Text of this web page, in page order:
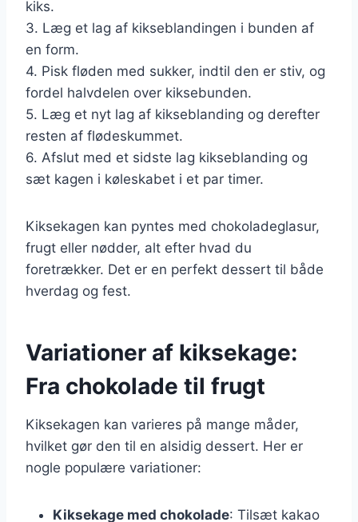
kiks.
3. Læg et lag af kikseblandingen i bunden af
en form.
4. Pisk fløden med sukker, indtil den er stiv, og
fordel halvdelen over kiksebunden.
5. Læg et nyt lag af kikseblanding og derefter
resten af flødeskummet.
6. Afslut med et sidste lag kikseblanding og
sæt kagen i køleskabet i et par timer.
Kiksekagen kan pyntes med chokoladeglasur,
frugt eller nødder, alt efter hvad du
foretrækker. Det er en perfekt dessert til både
hverdag og fest.
Variationer af kiksekage:
Fra chokolade til frugt
Kiksekagen kan varieres på mange måder,
hvilket gør den til en alsidig dessert. Her er
nogle populære variationer:
Kiksekage med chokolade: Tilsæt kakao